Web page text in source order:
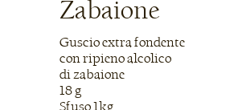
Zabaione
Guscio extra fondente
con ripieno alcolico
di zabaione
18 g